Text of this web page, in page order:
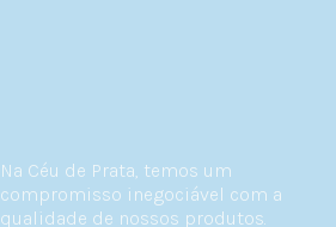
Na Céu de Prata, temos um
compromisso inegociável com a
qualidade de nossos produtos.